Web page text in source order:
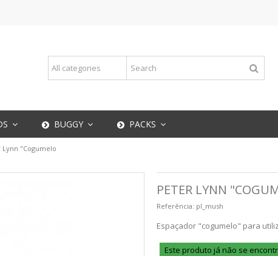
BUGGY PACKS
Lynn "Cogumelo
PETER LYNN
Referência: pl_mush
Espaçador "cogumelo" para
Este produto já não se